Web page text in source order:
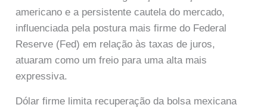
americano e a persistente cautela do mercado,
influenciada pela postura mais firme do Federal
Reserve (Fed) em relação às taxas de juros,
atuaram como um freio para uma alta mais
expressiva.
Dólar firme limita recuperação da bolsa mexicana